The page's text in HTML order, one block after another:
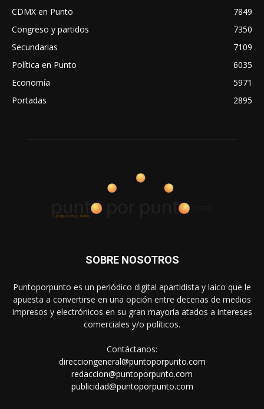
CDMX en Punto
7849
Congreso y partidos
7350
Secundarias
7109
Política en Punto
6035
Economía
5971
Portadas
2895
SOBRE NOSOTROS
Puntoporpunto es un periódico digital apartidista y laico que le
apuesta a convertirse en una opción entre decenas de medios
impresos y electrónicos en su gran mayoría atados a intereses
comerciales y/o políticos.
Contáctanos:
direcciongeneral@puntoporpunto.com
redaccion@puntoporpunto.com
publicidad@puntoporpunto.com